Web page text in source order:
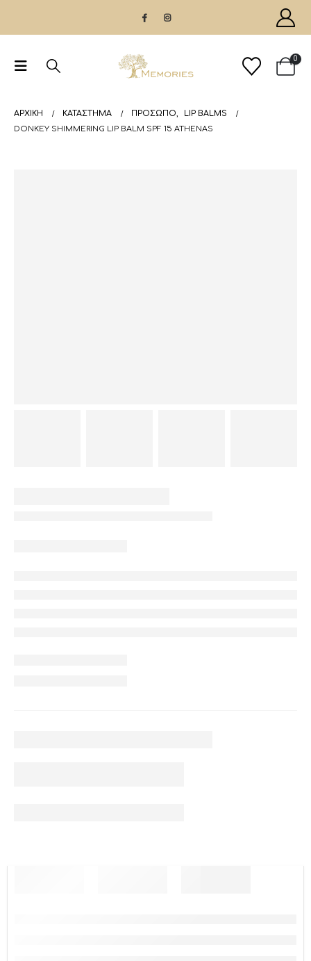
0
ΑΡΧΙΚΉ ΚΑΤΆΣΤΗΜΑ ΠΡΟΣΩΠΟ,
LIP BALMS
DONKEY SHIMMERING LIP BALM SPF 15 ATHENAS